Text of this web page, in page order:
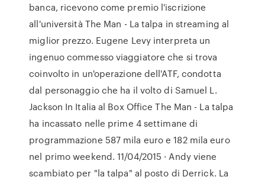
banca, ricevono come premio l'iscrizione
all'università The Man - La talpa in streaming al
miglior prezzo. Eugene Levy interpreta un
ingenuo commesso viaggiatore che si trova
coinvolto in un'operazione dell'ATF, condotta
dal personaggio che ha il volto di Samuel L.
Jackson In Italia al Box Office The Man - La talpa
ha incassato nelle prime 4 settimane di
programmazione 587 mila euro e 182 mila euro
nel primo weekend. 11/04/2015 · Andy viene
scambiato per "la talpa" al posto di Derrick. La